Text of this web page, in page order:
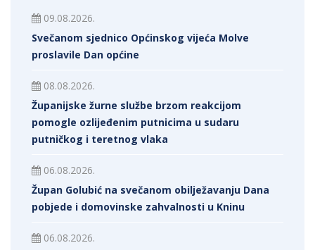
09.08.2026.
Svečanom sjednico Općinskog vijeća Molve
proslavile Dan općine
08.08.2026.
Županijske žurne službe brzom reakcijom
pomogle ozlijeđenim putnicima u sudaru
putničkog i teretnog vlaka
06.08.2026.
Župan Golubić na svečanom obilježavanju Dana
pobjede i domovinske zahvalnosti u Kninu
06.08.2026.